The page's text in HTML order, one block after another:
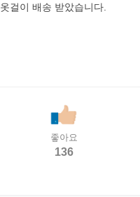
걸이 배송 받았습니다.
좋아요
136